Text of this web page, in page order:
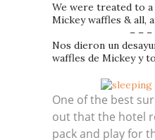
We were treated to
Mickey waffles & all,
– – –
Nos dieron un
waffles de Mickey y
One of the best
out that the hotel
pack and play for